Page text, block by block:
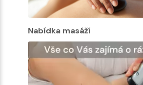
Nabídka masáží